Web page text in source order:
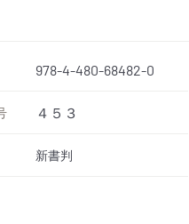
978-4-480-68482-0
４５３
新書判